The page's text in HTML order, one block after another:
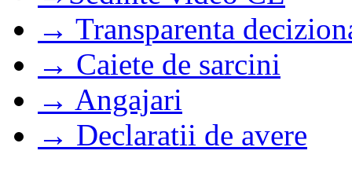
→ Transparenta
→ Caiete de sarcini
→ Angajari
→ Declaratii de avere